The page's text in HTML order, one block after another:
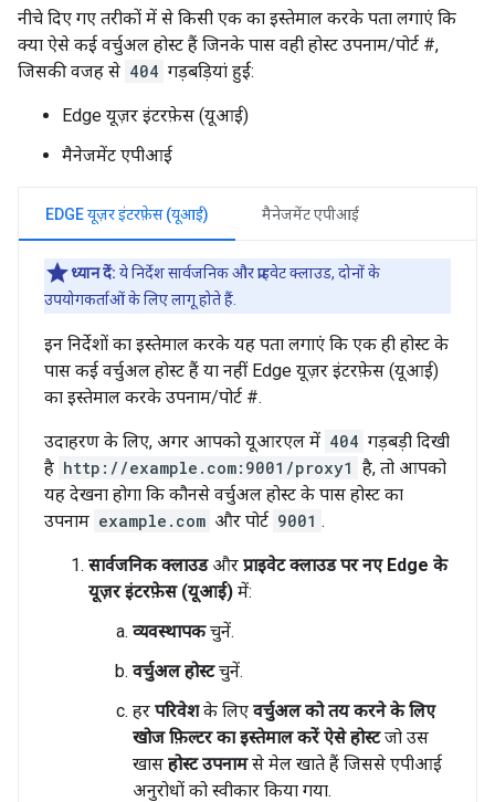
नीचे दिए गए तरीकों में से किसी एक का इस्तेमाल करके पता लगाएं कि
क्या ऐसे कई वर्चुअल होस्ट हैं जिनके पास वही होस्ट उपनाम/पोर्ट #,
जिसकी वजह से 404 गड़बड़ियां हुईं:
Edge यूज़र इंटरफ़ेस (यूआई)
मैनेजमेंट एपीआई
EDGE यूज़र इंटरफ़ेस (यूआई) मैनेजमेंट एपीआई
ध्यान दें: ये निर्देश सार्वजनिक और प्राइवेट क्लाउड, दोनों के
उपयोगकर्ताओं के लिए लागू होते हैं.
इन निर्देशों का इस्तेमाल करके यह पता लगाएं कि एक ही होस्ट के
पास कई वर्चुअल होस्ट हैं या नहीं Edge यूज़र इंटरफ़ेस (यूआई)
का इस्तेमाल करके उपनाम/पोर्ट #.
उदाहरण के लिए, अगर आपको यूआरएल में 404 गड़बड़ी दिखी
है http://example.com:9001/proxy1 है, तो आपको
यह देखना होगा कि कौनसे वर्चुअल होस्ट के पास होस्ट का
उपनाम example.com और पोर्ट 9001 .
सार्वजनिक क्लाउडऔर प्राइवेट क्लाउड पर नए Edge के
यूज़र इंटरफ़ेस (यूआई) में:
व्यवस्थापकचुनें.
वर्चुअल होस्टचुनें.
हर परिवेशके लिए वर्चुअल को तय करने के लिए
खोज फ़िल्टर का इस्तेमाल करें ऐसे होस्टजो उस
खास होस्ट उपनामसे मेल खाते हैं जिससे एपीआई
अनुरोधों को स्वीकार किया गया.